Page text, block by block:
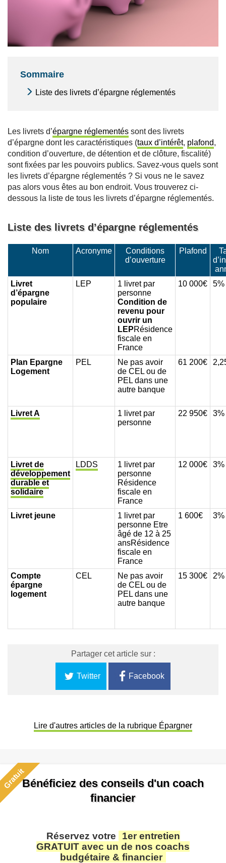
Sommaire
Liste des livrets d’épargne réglementés
Les livrets d’épargne réglementés sont des livrets
d’épargne dont les caractéristiques (taux d’intérêt, plafond,
condition d’ouverture, de détention et de clôture, fiscalité)
sont fixées par les pouvoirs publics. Savez-vous quels sont
les livrets d’épargne réglementés ? Si vous ne le savez
pas alors vous êtes au bon endroit. Vous trouverez ci-
dessous la liste de tous les livrets d’épargne réglementés.
Liste des livrets d’épargne réglementés
Nom Acronyme
Conditions
d’ouverture
Plafond
Livret
d’épargne
populaire
LEP
1 livret par
personne
Condition de
revenu pour
ouvrir un
LEPRésidence
fiscale en
France
10 000€ 5%
Plan Epargne
Logement
PEL
Ne pas avoir
de CEL ou de
PEL dans une
autre banque
61 200€
Livret A
1 livret par
personne
22 950€ 3%
Livret de
développement
durable et
solidaire
LDDS
1 livret par
personne
Résidence
fiscale en
France
12 000€ 3%
Livret jeune
1 livret par
personne Etre
âgé de 12 à 25
ansRésidence
fiscale en
France
1 600€ 3%
Compte
épargne
logement
CEL
Ne pas avoir
de CEL ou de
PEL dans une
autre banque
15 300€ 2%
Partager cet article sur :
Twitter Facebook
Lire d'autres articles de la rubrique Épargner
GratuitBénéficiez des conseils d'un coach
financier
Réservez votre
1er entretien
GRATUIT avec un de nos coachs
budgétaire & financier